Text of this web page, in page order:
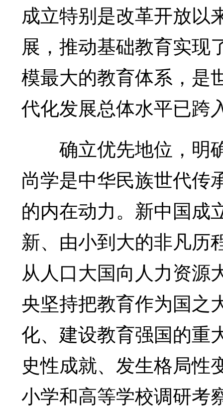
成立特别是改革开放以
展，推动基础教育实现
模最大的教育体系，是
代化发展总体水平已跨
确立优先地位，明
尚学是中华民族世代传
的内在动力。新中国成
新、由小到大的非凡历
从人口大国向人力资源
央坚持把教育作为国之
化、建设教育强国的重
史性成就、发生格局性
小学和高等学校调研考